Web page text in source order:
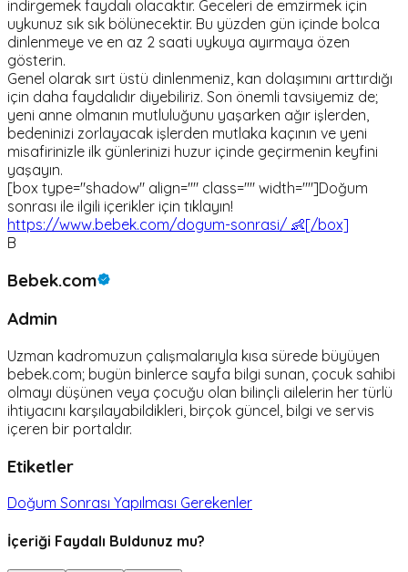
indirgemek faydalı olacaktır. Geceleri de emzirmek için
uykunuz sık sık bölünecektir. Bu yüzden gün içinde bolca
dinlenmeye ve en az 2 saati uykuya ayırmaya özen
gösterin.
Genel olarak sırt üstü dinlenmeniz, kan dolaşımını arttırdığı
için daha faydalıdır diyebiliriz. Son önemli tavsiyemiz de;
yeni anne olmanın mutluluğunu yaşarken ağır işlerden,
bedeninizi zorlayacak işlerden mutlaka kaçının ve yeni
misafirinizle ilk günlerinizi huzur içinde geçirmenin keyfini
yaşayın.
[box type="shadow" align="" class="" width=""]Doğum
sonrası ile ilgili içerikler için tıklayın!
https://www.bebek.com/dogum-sonrasi/ 👶[/box]
B
Bebek.com
Admin
Uzman kadromuzun çalışmalarıyla kısa sürede büyüyen
bebek.com; bugün binlerce sayfa bilgi sunan, çocuk sahibi
olmayı düşünen veya çocuğu olan bilinçli ailelerin her türlü
ihtiyacını karşılayabildikleri, birçok güncel, bilgi ve servis
içeren bir portaldır.
Etiketler
Doğum Sonrası Yapılması Gerekenler
İçeriği Faydalı Buldunuz mu?